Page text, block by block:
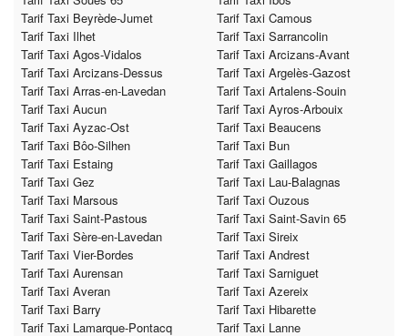
Tarif Taxi Beyrède-Jumet
Tarif Taxi Camous
Tarif Taxi Ilhet
Tarif Taxi Sarrancolin
Tarif Taxi Agos-Vidalos
Tarif Taxi Arcizans-Avant
Tarif Taxi Arcizans-Dessus
Tarif Taxi Argelès-Gazost
Tarif Taxi Arras-en-Lavedan
Tarif Taxi Artalens-Souin
Tarif Taxi Aucun
Tarif Taxi Ayros-Arbouix
Tarif Taxi Ayzac-Ost
Tarif Taxi Beaucens
Tarif Taxi Bôo-Silhen
Tarif Taxi Bun
Tarif Taxi Estaing
Tarif Taxi Gaillagos
Tarif Taxi Gez
Tarif Taxi Lau-Balagnas
Tarif Taxi Marsous
Tarif Taxi Ouzous
Tarif Taxi Saint-Pastous
Tarif Taxi Saint-Savin 65
Tarif Taxi Sère-en-Lavedan
Tarif Taxi Sireix
Tarif Taxi Vier-Bordes
Tarif Taxi Andrest
Tarif Taxi Aurensan
Tarif Taxi Sarniguet
Tarif Taxi Averan
Tarif Taxi Azereix
Tarif Taxi Barry
Tarif Taxi Hibarette
Tarif Taxi Lamarque-Pontacq
Tarif Taxi Lanne